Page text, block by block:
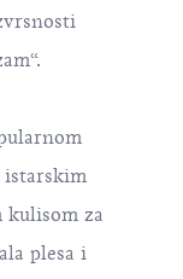
za
plesa i